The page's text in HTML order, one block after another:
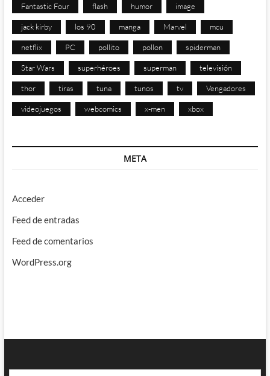
Fantastic Four flash humor image
jack kirby los 90 manga Marvel mcu
netflix PC pollito pollon spiderman
Star Wars superhéroes superman televisión
thor tiras tuna tunos tv Vengadores
videojuegos webcomics x-men xbox
META
Acceder
Feed de entradas
Feed de comentarios
WordPress.org